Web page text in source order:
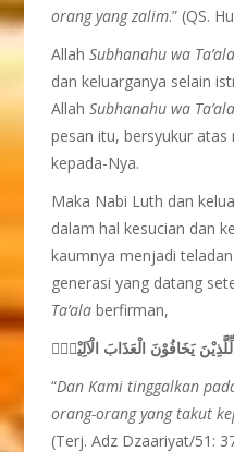
orang yang zalim.” (QS.
AllahSubhanahu wa Ta’ala
dan keluarganya selain
AllahSubhanahu wa Ta’ala
pesan itu, bersyukur
kepada-Nya.
Maka Nabi Luth dan
dalam hal kesucian dan
kaumnya menjadi
generasi yang datang
Ta’ala berfirman,
لِّلَّذِيْنَ يَخَافُوْنَ الْعَذَابَ الْاَلِيْمَۗ
“Dan Kami tinggalkan
orang-orang yang takut
(Terj. Adz Dzaariyat/51: